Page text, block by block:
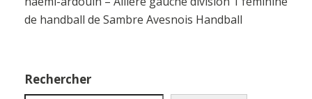
de handball de Sambre Avesnois Handball
Rechercher